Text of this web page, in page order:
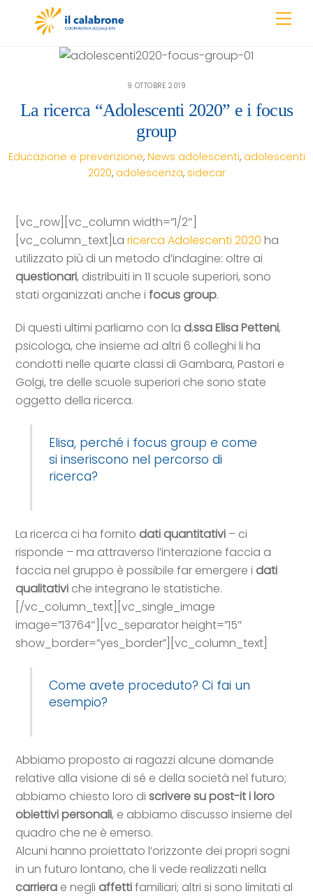
9 OTTOBRE 2019
La ricerca “Adolescenti 2020” e i focus
group
Educazione e prevenzione, News adolescenti, adolescenti
2020, adolescenza, sidecar
[vc_row][vc_column width=”1/2″]
[vc_column_text]Laricerca Adolescenti 2020 ha
utilizzato più di un metodo d’indagine: oltre ai
questionari, distribuiti in 11 scuole superiori, sono
stati organizzati anche ifocus group.
Di questi ultimi parliamo con la d.ssa Elisa Petteni,
psicologa, che insieme ad altri 6 colleghi li ha
condotti nelle quarte classi di Gambara, Pastori e
Golgi, tre delle scuole superiori che sono state
oggetto della ricerca.
Elisa, perché i focus group e come
si inseriscono nel percorso di
ricerca?
La ricerca ci ha fornito dati quantitativi – ci
risponde – ma attraverso l’interazione faccia a
faccia nel gruppo è possibile far emergere i dati
qualitativi che integrano le statistiche.
[/vc_column_text][vc_single_image
image=”13764″][vc_separator height=”15″
show_border=”yes_border”][vc_column_text]
Come avete proceduto? Ci fai un
esempio?
Abbiamo proposto ai ragazzi alcune domande
relative alla visione di sé e della società nel futuro;
abbiamo chiesto loro discrivere su post-it i loro
obiettivi personali, e abbiamo discusso insieme del
quadro che ne è emerso.
Alcuni hanno proiettato l’orizzonte dei propri sogni
in un futuro lontano, che li vede realizzati nella
carriera e negli affettifamiliari; altri si sono limitati al